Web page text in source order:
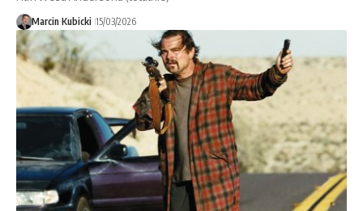
Marcin Kubicki 15/03/2026